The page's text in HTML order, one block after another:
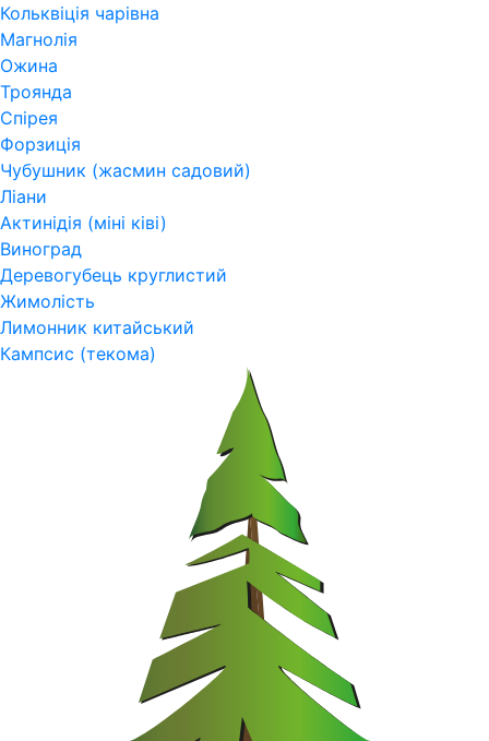
Кольквіція чарівна
Магнолія
Ожина
Троянда
Спірея
Форзиція
Чубушник (жасмин садовий)
Ліани
Актинідія (міні ківі)
Виноград
Деревогубець круглистий
Жимолість
Лимонник китайський
Кампсис (текома)